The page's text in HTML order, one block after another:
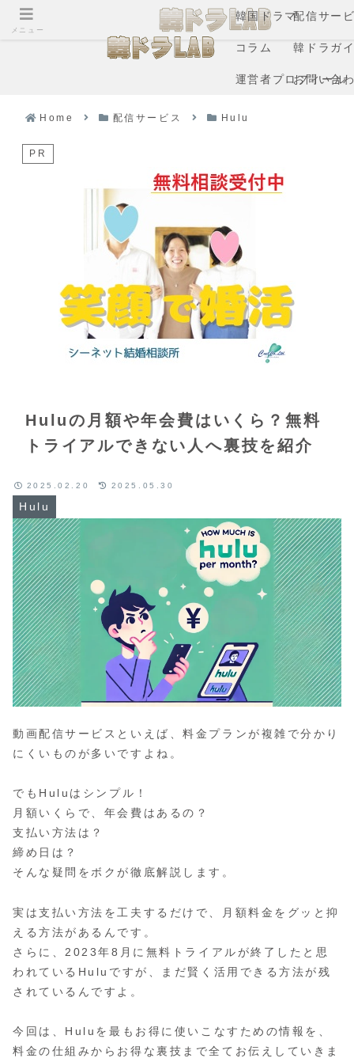
韓国ドラマ配信サー
コラム 韓ドラガ
運営者プロフィール
お問い合
Home 配信サービス Hulu
PR
Huluの月額や年会費はいくら？無料
トライアルできない人へ裏技を紹介
Hulu
2025.02.20 2025.05.30
動画配信サービスといえば、料金プランが複雑で分かり
にくいものが多いですよね。
でもHuluはシンプル！
月額いくらで、年会費はあるの？
支払い方法は？
締め日は？
そんな疑問をボクが徹底解説します。
実は支払い方法を工夫するだけで、月額料金をグッと抑
える方法があるんです。
さらに、2023年8月に無料トライアルが終了したと思
われているHuluですが、まだ賢く活用できる方法が残
されているんですよ。
今回は、Huluを最もお得に使いこなすための情報を、
料金の仕組みからお得な裏技まで全てお伝えしていきま
メニュー